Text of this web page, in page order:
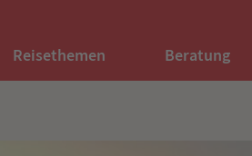
Reisethemen Beratung